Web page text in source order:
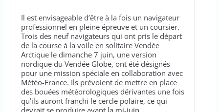
Il est envisageable d’être à la fois un navigateur
professionnel en pleine épreuve et un coursier.
Trois des neuf navigateurs qui ont pris le départ
de la course à la voile en solitaire Vendée
Arctique le dimanche 7 juin, une version
nordique du Vendée Globe, ont été désignés
pour une mission spéciale en collaboration avec
Météo-France. Ils prévoient de mettre en place
des bouées météorologiques dérivantes une fois
qu’ils auront franchi le cercle polaire, ce qui
devrait se produire avant la mi-juin.